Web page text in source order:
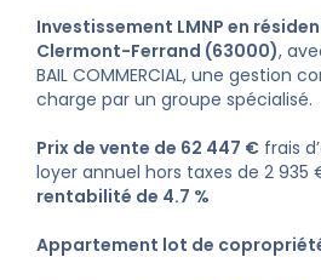
Investissement LMNP en
Clermont-Ferrand (63000),
BAIL COMMERCIAL, une gestion
charge par un groupe spécialisé.
Prix de vente de 62 447 € frais
loyer annuel hors taxes de 2 935
rentabilité de 4.7 %
Appartement lot de copropriété